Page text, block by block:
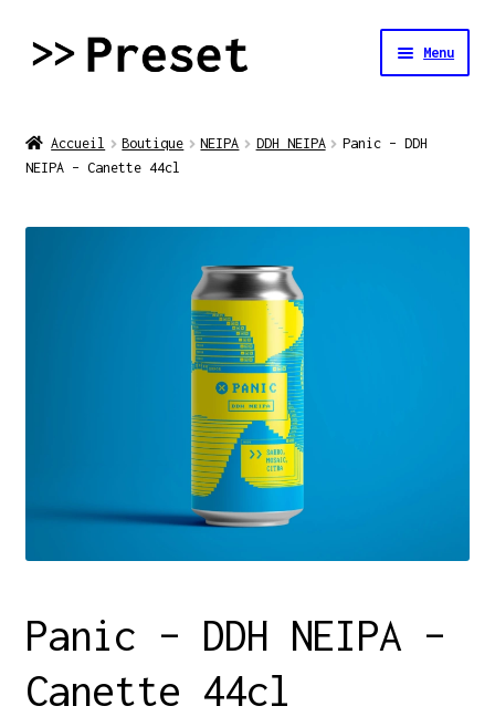
Aller
à
Aller
au
Menu
La brasserie
Tireuse à bière
Accueil Boutique NEIPA DDH NEIPA
Panic – DDH
NEIPA – Canette 44cl
Panic – DDH NEIPA –
Canette 44cl